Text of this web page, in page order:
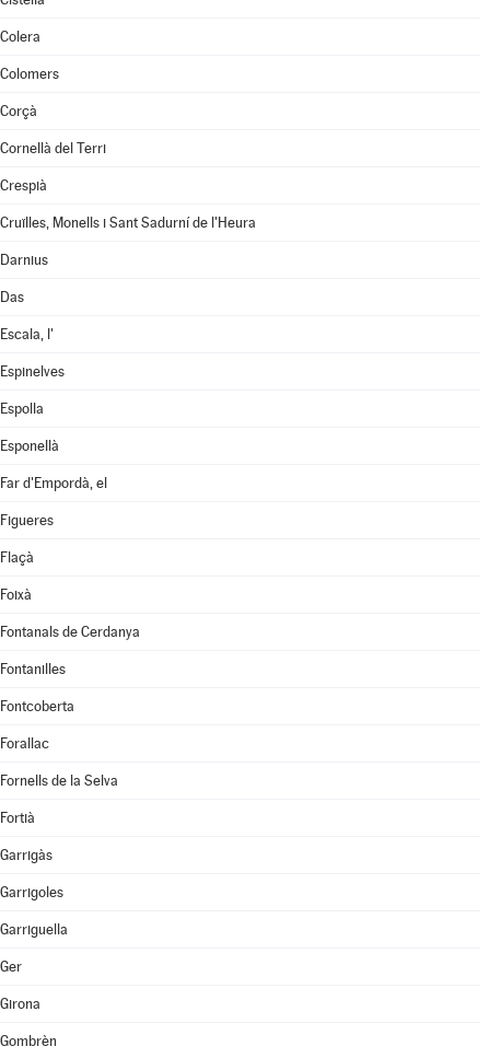
Colera
Colomers
Corçà
Cornellà del Terri
Crespià
Cruïlles, Monells i Sant Sadurní de l'Heura
Darnius
Das
Escala, l'
Espinelves
Espolla
Esponellà
Far d'Empordà, el
Figueres
Flaçà
Foixà
Fontanals de Cerdanya
Fontanilles
Fontcoberta
Forallac
Fornells de la Selva
Fortià
Garrigàs
Garrigoles
Garriguella
Ger
Girona
Gombrèn